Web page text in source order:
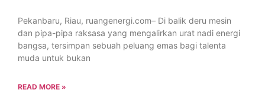
Pekanbaru, Riau, ruangenergi.com– Di balik deru mesin
dan pipa-pipa raksasa yang mengalirkan urat nadi energi
bangsa, tersimpan sebuah peluang emas bagi talenta
muda untuk bukan
READ MORE »